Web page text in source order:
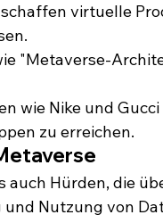
virtuelle
"Metaverse-
wie Nike und
zu erreichen.
auch Hürden, die
und Nutzung von